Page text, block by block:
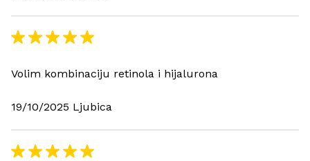
Volim kombinaciju retinola i hijalurona
19/10/2025 Ljubica